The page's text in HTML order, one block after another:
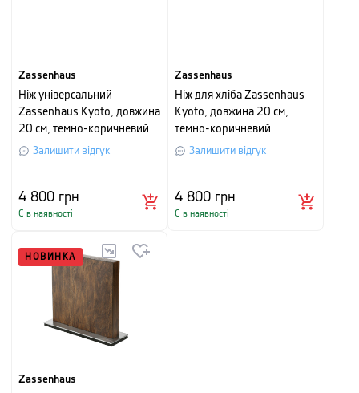
Zassenhaus
Ніж універсальний
Zassenhaus Kyoto, довжина
20 см, темно-коричневий
Залишити відгук
4 800 грн
Є в наявності
Zassenhaus
Ніж для хліба Zassenhaus
Kyoto, довжина 20 см,
темно-коричневий
Залишити відгук
4 800 грн
Є в наявності
НОВИНКА
Zassenhaus